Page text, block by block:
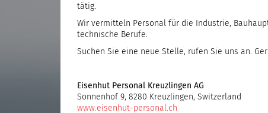
tätig.
Wir vermitteln Personal für die Industrie,
technische Berufe.
Suchen Sie eine neue Stelle, rufen Sie uns an.
Eisenhut Personal Kreuzlingen AG
Sonnenhof 9, 8280 Kreuzlingen, Switzerland
www.eisenhut-personal.ch